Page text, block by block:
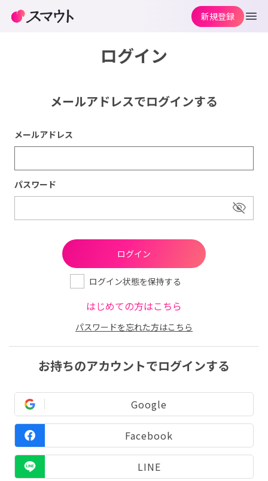
ログイン
メールアドレスでログインする
メールアドレス
パスワード
ログイン状態を保持する
はじめての方はこちら
パスワードを忘れた方はこちら
お持ちのアカウントでログインする
Google
Facebook
LINE
新規登録